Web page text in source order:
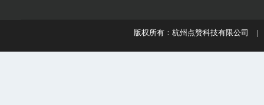
版权所有：杭州点赞科技有限公司